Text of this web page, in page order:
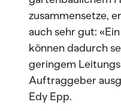
zusammensetze,
auch sehr gut:
können dadurch
geringem
Auftraggeber
Edy Epp.